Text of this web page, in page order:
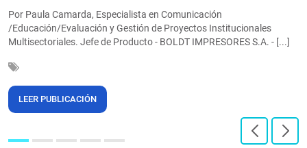
Por Paula Camarda, Especialista en Comunicación
/Educación/Evaluación y Gestión de Proyectos Institucionales
Multisectoriales. Jefe de Producto - BOLDT IMPRESORES S.A. - [...]
LEER PUBLICACIÓN